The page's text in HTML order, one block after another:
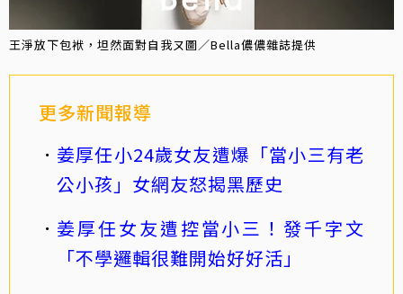
王淨放下包袱，坦然面對自我ㄡ圖／Bella儂儂雜誌提供
更多新聞報導
姜厚任小24歲女友遭爆「當小三有老
公小孩」女網友怒揭黑歷史
姜厚任女友遭控當小三！發千字文
「不學邏輯很難開始好好活」